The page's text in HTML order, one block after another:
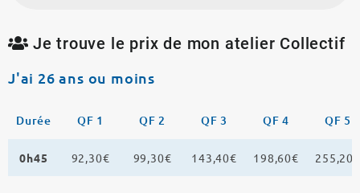
Je trouve le prix de mon atelier Collectif
J'ai 26 ans ou moins
Durée QF 1 QF 2 QF 3 QF 4 QF 5
0h45 92,30€ 99,30€ 143,40€ 198,60€ 255,20€